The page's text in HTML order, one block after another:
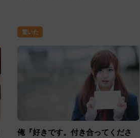
驚いた
俺『好きです。付き合ってくださ